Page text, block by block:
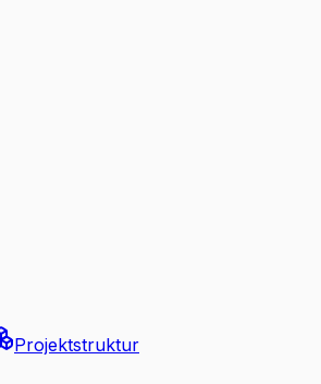
Projektstruktur